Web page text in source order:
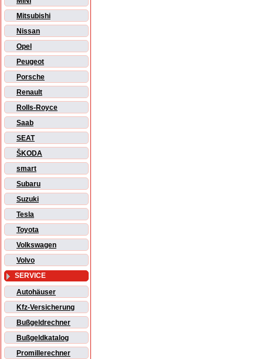
Mitsubishi
Nissan
Opel
Peugeot
Porsche
Renault
Rolls-Royce
Saab
SEAT
ŠKODA
smart
Subaru
Suzuki
Tesla
Toyota
Volkswagen
Volvo
SERVICE
Autohäuser
Kfz-Versicherung
Bußgeldrechner
Bußgeldkatalog
Promillerechner